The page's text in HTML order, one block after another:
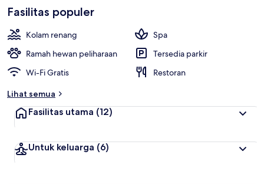
tamu
i
Fasilitas populer
Kolam renang
Spa
Ramah hewan peliharaan
Tersedia parkir
Wi-Fi Gratis
Restoran
Lihat semua
Fasilitas utama (12)
Untuk keluarga (6)